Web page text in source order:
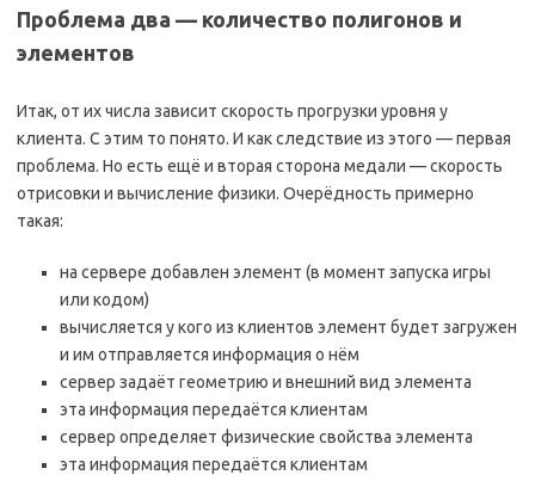
Проблема два — количество полигонов и
элементов
Итак, от их числа зависит скорость прогрузки уровня у
клиента. С этим то понято. И как следствие из этого — первая
проблема. Но есть ещё и вторая сторона медали — скорость
отрисовки и вычисление физики. Очерёдность примерно
такая:
на сервере добавлен элемент (в момент запуска игры
или кодом)
вычисляется у кого из клиентов элемент будет загружен
и им отправляется информация о нём
сервер задаёт геометрию и внешний вид элемента
эта информация передаётся клиентам
сервер определяет физические свойства элемента
эта информация передаётся клиентам